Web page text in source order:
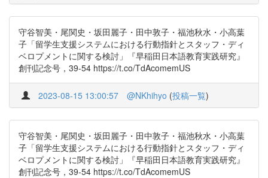
守谷智美・尾関史・坂田麗子・田中敦子・福池秋水・小高葉
子「留学生支援システムにおける行動指針とスタッフ・ディ
ベロプメントに関する検討」『早稲田日本語教育実践研究』
創刊記念号，39-54 https://t.co/TdAcomemUS
2023-08-15 13:00:57 @NKhihyo (投稿一覧)
守谷智美・尾関史・坂田麗子・田中敦子・福池秋水・小高葉
子「留学生支援システムにおける行動指針とスタッフ・ディ
ベロプメントに関する検討」『早稲田日本語教育実践研究』
創刊記念号，39-54 https://t.co/TdAcomemUS